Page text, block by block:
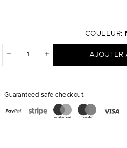
COULEUR:
AJOUTER
Guaranteed safe checkout: